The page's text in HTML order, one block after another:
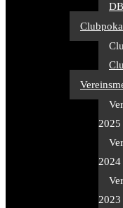
2025
2024
2023